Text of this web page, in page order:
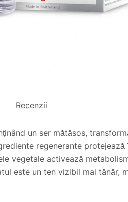
Recenzii
un ser mătăsos,
regenerante
vegetale activează
este un ten vizibil mai tânăr,